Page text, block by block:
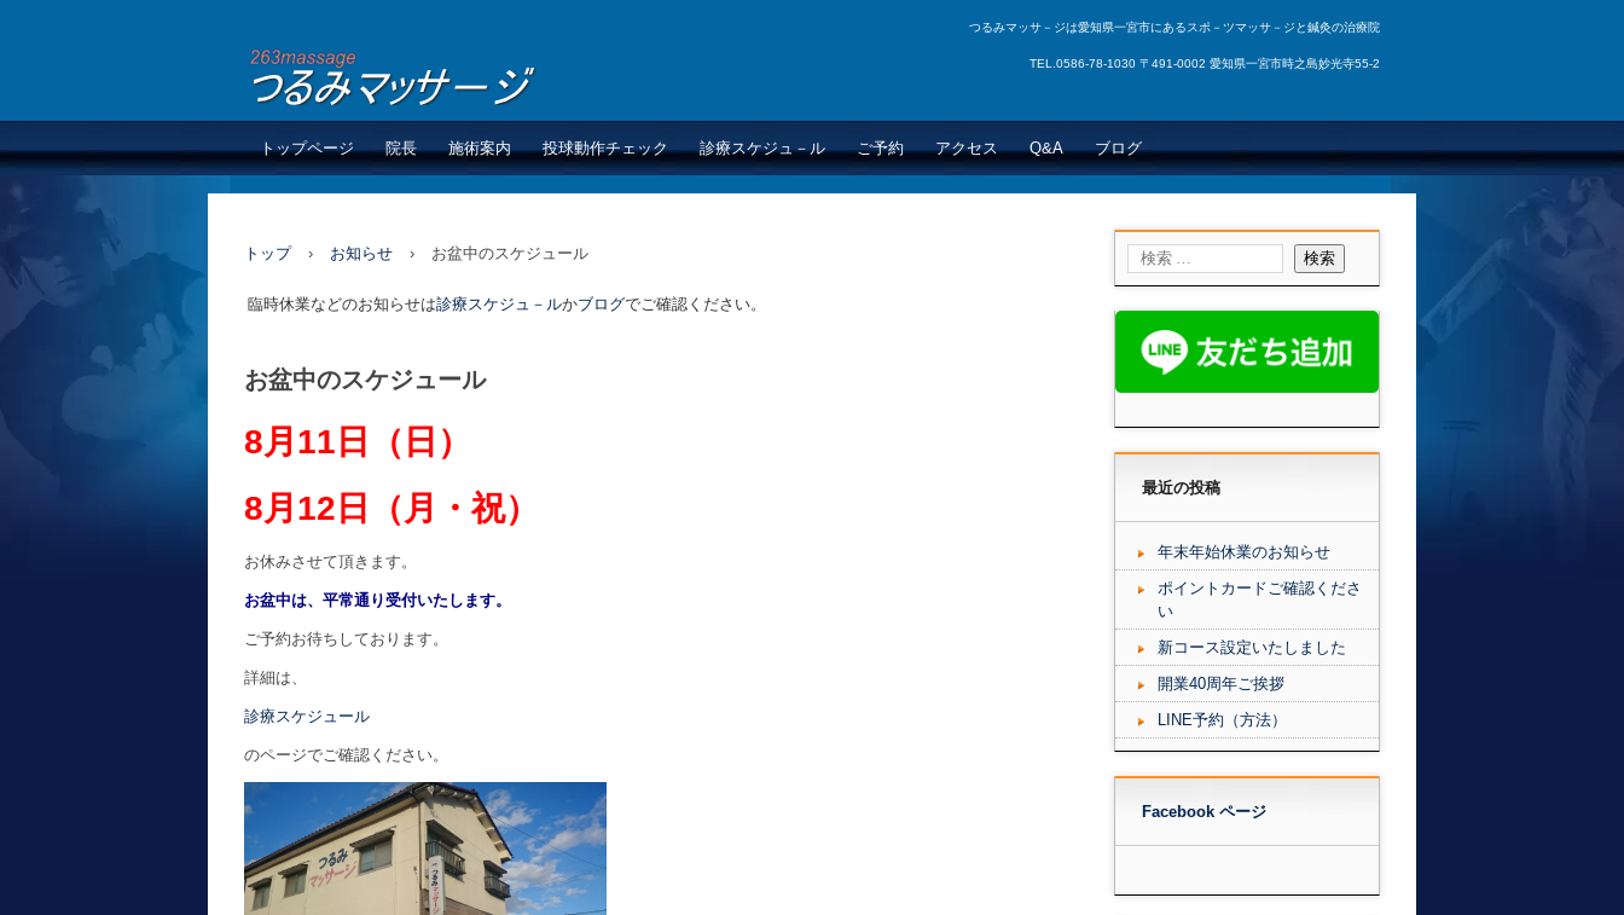
つるみマッサ－ジは愛知県一宮市にあるスポ－ツマッサ－ジと鍼灸の治療院
TEL.0586-78-1030 〒491-0002 愛知県一宮市時之島妙光寺55-2
トップページ 院長 施術案内 投球動作チェック 診療スケジュ－ル ご予約 アクセス Q&A ブログ
トップ › お知らせ › お盆中のスケジュール
臨時休業などのお知らせは診療スケジュ－ルかブログでご確認ください。
お盆中のスケジュール
8月11日（日）
8月12日（月・祝）
お休みさせて頂きます。
お盆中は、平常通り受付いたします。
ご予約お待ちしております。
詳細は、
診療スケジュール
のページでご確認ください。
最近の投稿
年末年始休業のお知らせ
ポイントカードご確認くださ
い
新コース設定いたしました
開業40周年ご挨拶
LINE予約（方法）
Facebook ページ